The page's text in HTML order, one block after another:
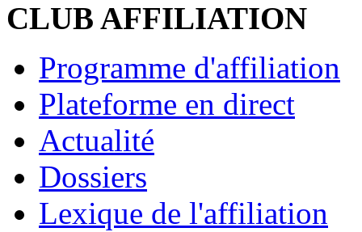
CLUB AFFILIATION
Programme d'affiliation
Plateforme en direct
Actualité
Dossiers
Lexique de l'affiliation